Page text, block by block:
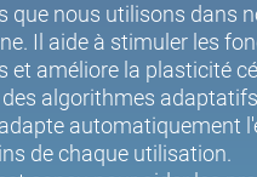
que nous utilisons dans
Il aide à stimuler les
et améliore la plasticité
des algorithmes
automatiquement
de chaque utilisation.